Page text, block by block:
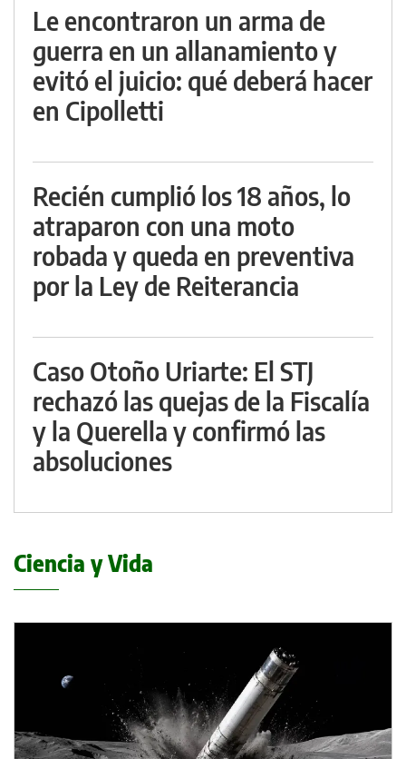
Le encontraron un arma de
guerra en un allanamiento y
evitó el juicio: qué deberá hacer
en Cipolletti
Recién cumplió los 18 años, lo
atraparon con una moto
robada y queda en preventiva
por la Ley de Reiterancia
Caso Otoño Uriarte: El STJ
rechazó las quejas de la Fiscalía
y la Querella y confirmó las
absoluciones
Ciencia y Vida